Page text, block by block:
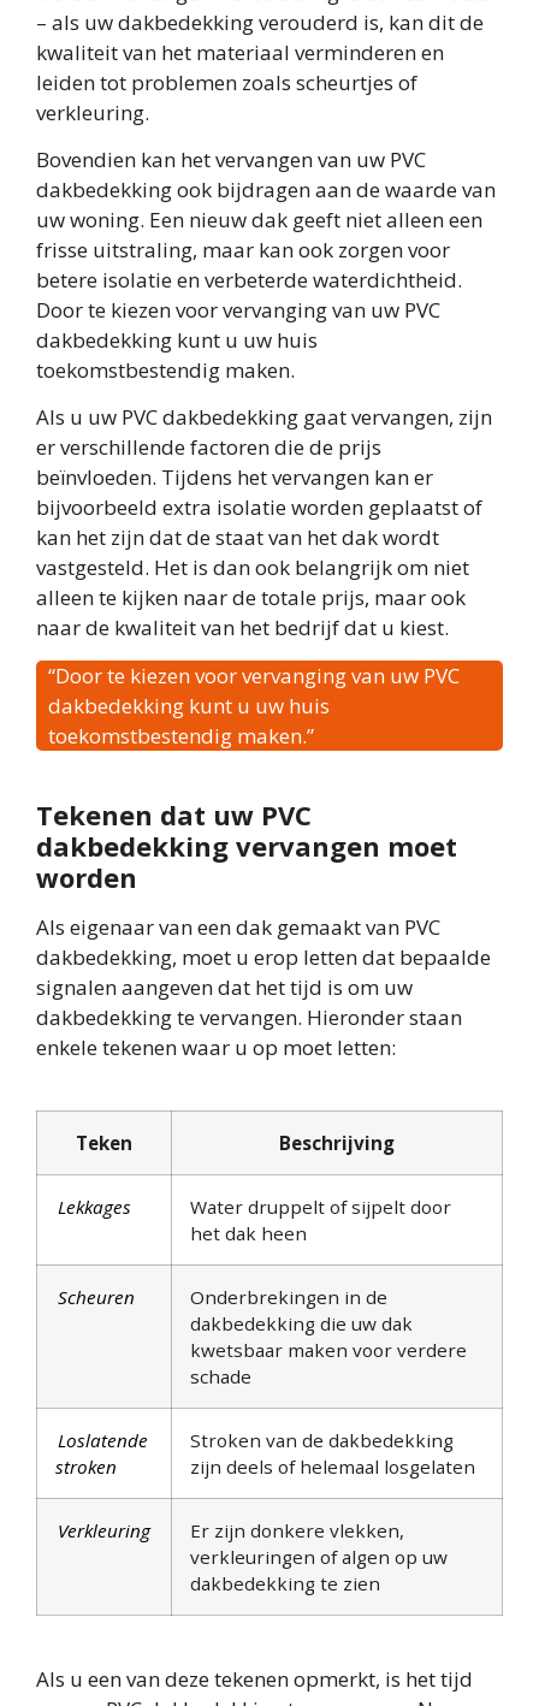
– als uw dakbedekking verouderd is, kan dit de
kwaliteit van het materiaal verminderen en
leiden tot problemen zoals scheurtjes of
verkleuring.
Bovendien kan het vervangen van uw PVC
dakbedekking ook bijdragen aan de waarde van
uw woning. Een nieuw dak geeft niet alleen een
frisse uitstraling, maar kan ook zorgen voor
betere isolatie en verbeterde waterdichtheid.
Door te kiezen voor vervanging van uw PVC
dakbedekking kunt u uw huis
toekomstbestendig maken.
Als u uw PVC dakbedekking gaat vervangen, zijn
er verschillende factoren die de prijs
beïnvloeden. Tijdens het vervangen kan er
bijvoorbeeld extra isolatie worden geplaatst of
kan het zijn dat de staat van het dak wordt
vastgesteld. Het is dan ook belangrijk om niet
alleen te kijken naar de totale prijs, maar ook
naar de kwaliteit van het bedrijf dat u kiest.
“Door te kiezen voor vervanging van uw PVC
dakbedekking kunt u uw huis
toekomstbestendig maken.”
Tekenen dat uw PVC
dakbedekking vervangen moet
worden
Als eigenaar van een dak gemaakt van PVC
dakbedekking, moet u erop letten dat bepaalde
signalen aangeven dat het tijd is om uw
dakbedekking te vervangen. Hieronder staan
enkele tekenen waar u op moet letten:
Teken Beschrijving
Lekkages
Water druppelt of sijpelt door
het dak heen
Scheuren
Onderbrekingen in de
dakbedekking die uw dak
kwetsbaar maken voor verdere
schade
Loslatende
stroken
Stroken van de dakbedekking
zijn deels of helemaal losgelaten
Verkleuring
Er zijn donkere vlekken,
verkleuringen of algen op uw
dakbedekking te zien
Als u een van deze tekenen opmerkt, is het tijd